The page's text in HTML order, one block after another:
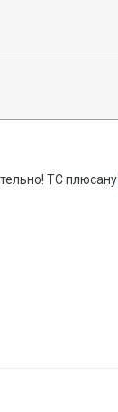
ТС плюсану